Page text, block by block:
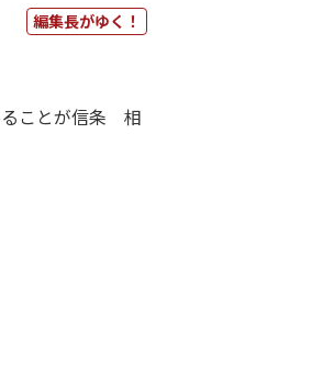
編集長がゆく！
ることが信条 相